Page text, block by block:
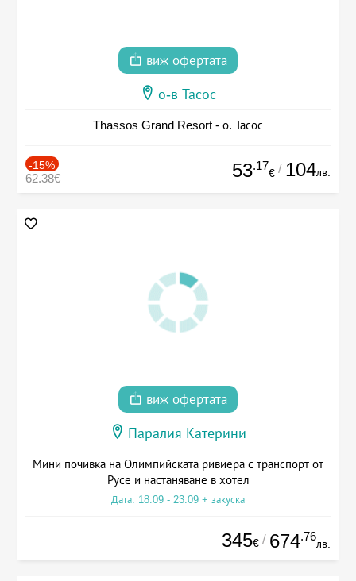
виж офертата
о-в Тасос
Thassos Grand Resort - о. Тасос
-15%
62.38€ 53.17
€ / 104лв.
виж офертата
Паралия Катерини
Мини почивка на Олимпийската ривиера с транспорт от
Русе и настаняване в хотел
Дата: 18.09 - 23.09 + закуска
345€ / 674.76
лв.